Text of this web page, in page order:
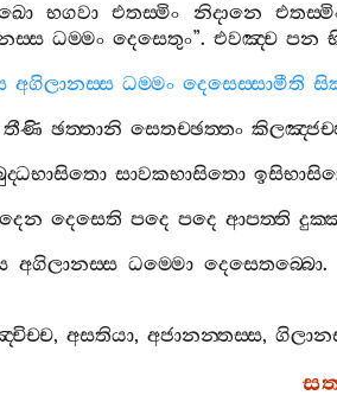
භගවා එතස‍්මිං නිදානෙ
ධම‍්මං දෙසෙතුං”. එවඤ‍්ච පන
අගිලානස‍්ස ධම‍්මං දෙසෙස‍්සාමීති
තීණි ඡත‍්තානි සෙතච‍්ඡත‍්තං
සාවකභාසිතො
දෙසෙති පදෙ පදෙ ආපත‍්ති
අගිලානස‍්ස ධම‍්මො දෙසෙතබ‍්බො.
, අසතියා, අජානන‍්තස‍්ස,